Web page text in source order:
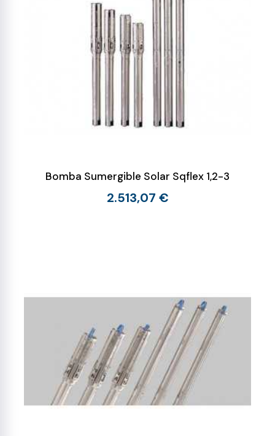
Bomba Sumergible Solar Sqflex 1,2-3
2.513,07 €